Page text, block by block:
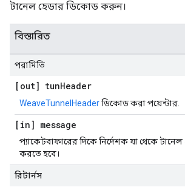
টানেল হেডার ডিকোড করুন।
বিস্তারিত
পরামিতি
[out] tunHeader
WeaveTunnelHeaderডিকোড করা পয়েন্টার.
[in] message
প্যাকেটবাফারের দিকে নির্দেশক যা থেকে
করতে হবে।
রিটার্নস